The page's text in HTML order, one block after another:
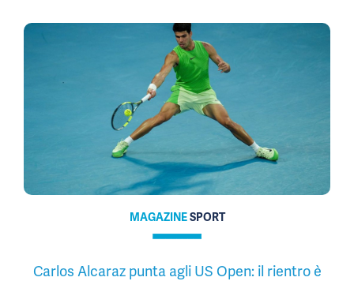
MAGAZINESPORT
Carlos Alcaraz punta agli US Open: il rientro è